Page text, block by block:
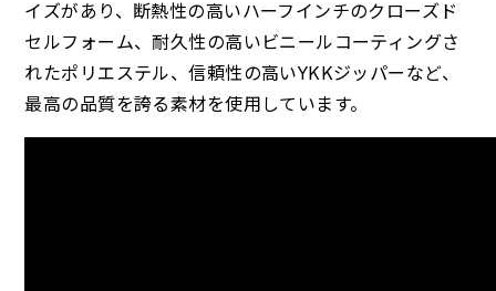
イズがあり、断熱性の高いハーフインチのクローズド
セルフォーム、耐久性の高いビニールコーティングさ
れたポリエステル、信頼性の高いYKKジッパーなど、
最高の品質を誇る素材を使用しています。